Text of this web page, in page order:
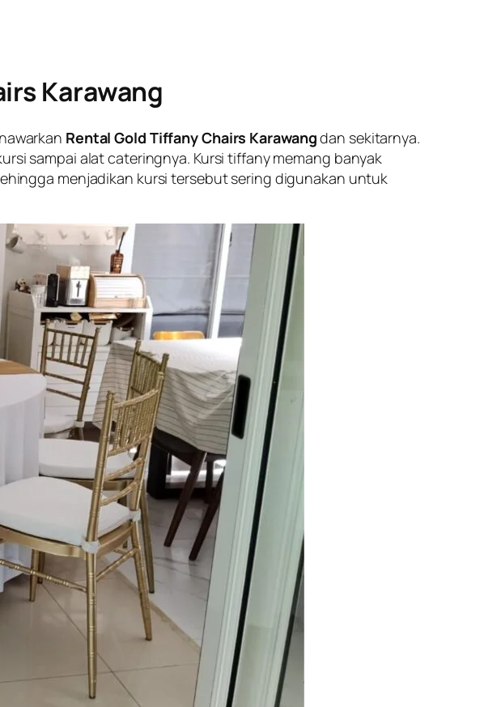
Karawang
Rental Gold Tiffany Chairs Karawangdan sekitarnya.
sampai alat cateringnya. Kursi tiffany memang banyak
menjadikan kursi tersebut sering digunakan untuk